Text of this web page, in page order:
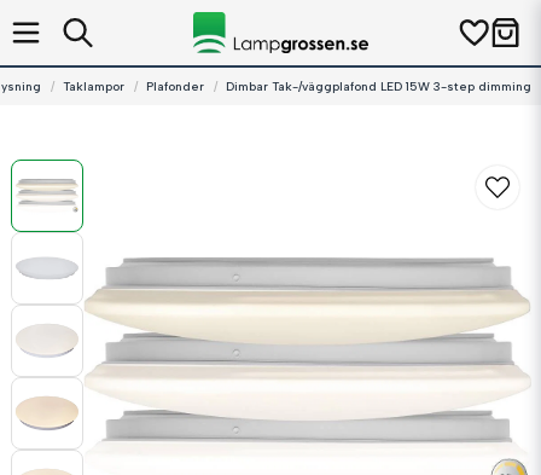
Taklampor Plafonder Dimbar Tak-/väggplafond LED 15W 3-step dimming